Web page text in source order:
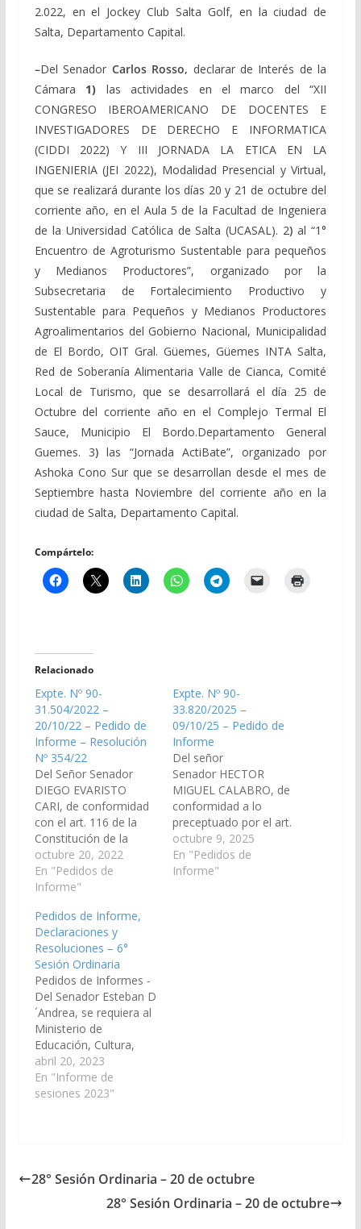
2.022, en el Jockey Club Salta Golf, en la ciudad de
Salta, Departamento Capital.
–Del Senador Carlos Rosso, declarar de Interés de la
Cámara 1) las actividades en el marco del “XII
CONGRESO IBEROAMERICANO DE DOCENTES E
INVESTIGADORES DE DERECHO E INFORMATICA
(CIDDI 2022) Y III JORNADA LA ETICA EN LA
INGENIERIA (JEI 2022), Modalidad Presencial y Virtual,
que se realizará durante los días 20 y 21 de octubre del
corriente año, en el Aula 5 de la Facultad de Ingeniera
de la Universidad Católica de Salta (UCASAL). 2)al “1°
Encuentro de Agroturismo Sustentable para pequeños
y Medianos Productores”, organizado por la
Subsecretaria de Fortalecimiento Productivo y
Sustentable para Pequeños y Medianos Productores
Agroalimentarios del Gobierno Nacional, Municipalidad
de El Bordo, OIT Gral. Güemes, Güemes INTA Salta,
Red de Soberanía Alimentaria Valle de Cianca, Comité
Local de Turismo, que se desarrollará el día 25 de
Octubre del corriente año en el Complejo Termal El
Sauce, Municipio El Bordo.Departamento General
Guemes. 3)las “Jornada ActiBate”, organizado por
Ashoka Cono Sur que se desarrollan desde el mes de
Septiembre hasta Noviembre del corriente año en la
ciudad de Salta, Departamento Capital.
Compártelo:
Relacionado
Expte. Nº 90-
31.504/2022 –
20/10/22 – Pedido de
Informe – Resolución
Nº 354/22
Del Señor Senador
DIEGO EVARISTO
CARI, de conformidad
con el art. 116 de la
Constitución de la
Provincia y el artículo
149 del Reglamento de
este Cuerpo, se
Ministro de Educación,
Cultura, Ciencia y
Tecnología, para que
en un plazo de cinco
(5) días informe,
respecto de…
octubre 20, 2022
En "Pedidos de
Informe"
Expte. Nº 90-
33.820/2025 –
09/10/25 – Pedido de
Informe
Del señor
Senador HECTOR
MIGUEL CALABRO, de
conformidad a lo
preceptuado por el art.
116 de la Constitución
de la provincia de Salta
y el art. 149 del
octubre 9, 2025
En "Pedidos de
Informe"
Pedidos de Informe,
Declaraciones y
Resoluciones – 6°
Sesión Ordinaria
Pedidos de Informes -
Del Senador Esteban D
´Andrea, se requiera al
Ministerio de
Educación, Cultura,
Ciencia y Tecnología
de la Provincia de
Salta, para que en un
Profesional N° 3161,
abril 20, 2023
En "Informe de
sesiones 2023"
28° Sesión Ordinaria – 20 de octubre
28° Sesión Ordinaria – 20 de octubre